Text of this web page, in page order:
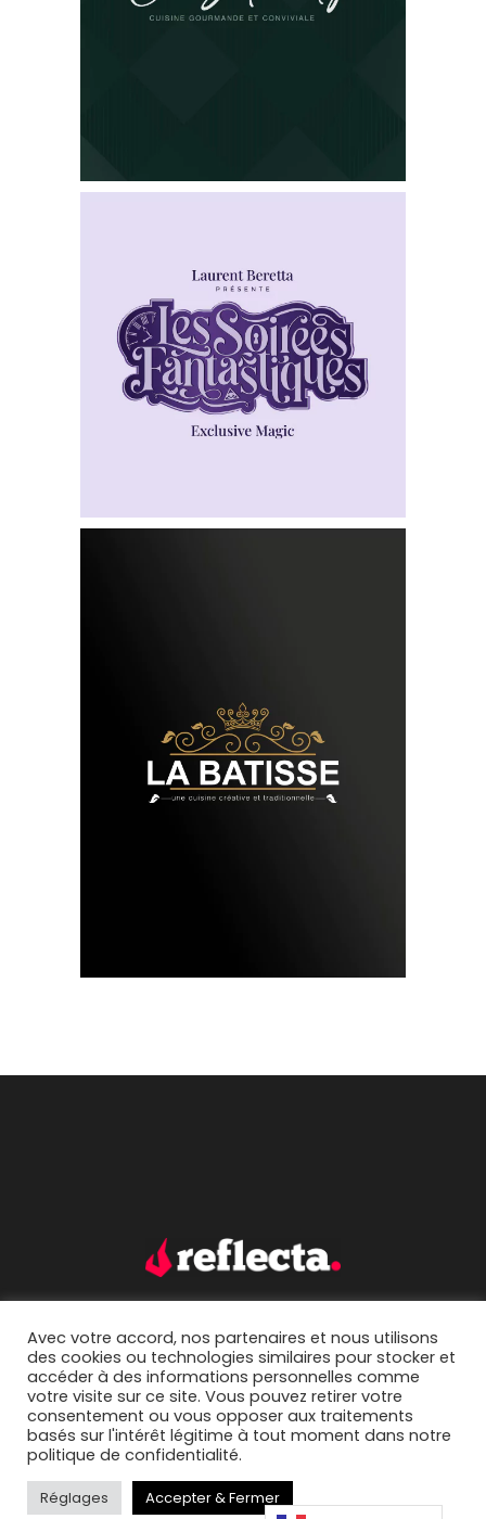
accueil. portfolio.
mentions légales. contact.
Avec votre accord, nos partenaires et nous utilisons
des cookies ou technologies similaires pour stocker et
accéder à des informations personnelles comme
votre visite sur ce site. Vous pouvez retirer votre
consentement ou vous opposer aux traitements
basés sur l'intérêt légitime à tout moment dans notre
politique de confidentialité.
Réglages
Accepter & Fermer